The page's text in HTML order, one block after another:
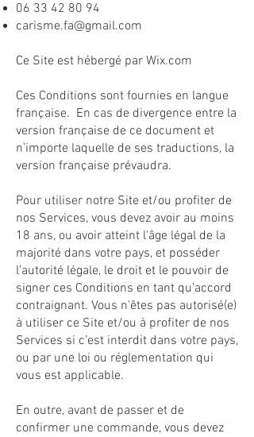
06 33 42 80 94
carisme.fa@gmail.com
Ce Site est hébergé par Wix.com
Ces Conditions sont fournies en langue
française. En cas de divergence entre la
version française de ce document et
n’importe laquelle de ses traductions, la
version française prévaudra.
Pour utiliser notre Site et/ou profiter de
nos Services, vous devez avoir au moins
18 ans, ou avoir atteint l'âge légal de la
majorité dans votre pays, et posséder
l'autorité légale, le droit et le pouvoir de
signer ces Conditions en tant qu’accord
contraignant. Vous n'êtes pas autorisé(e)
à utiliser ce Site et/ou à profiter de nos
Services si c’est interdit dans votre pays,
ou par une loi ou réglementation qui
vous est applicable.
En outre, avant de passer et de
confirmer une commande, vous devez